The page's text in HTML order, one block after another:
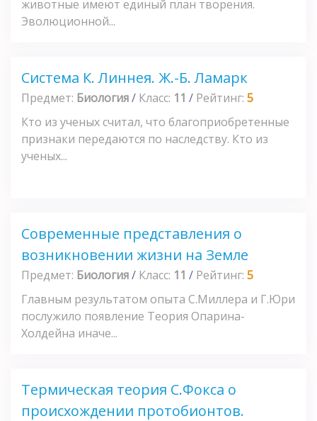
животные имеют единый план творения.
Эволюционной...
Система К. Линнея. Ж.-Б. Ламарк
Предмет: Биология/ Класс: 11 / Рейтинг: 5
Кто из ученых считал, что благоприобретенные
признаки передаются по наследству. Кто из
ученых...
Современные представления о
возникновении жизни на Земле
Предмет: Биология/ Класс: 11 / Рейтинг: 5
Главным результатом опыта С.Миллера и Г.Юри
послужило появление Теория Опарина-
Холдейна иначе...
Термическая теория С.Фокса о
происхождении протобионтов.